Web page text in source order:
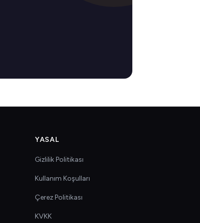
YASAL
Gizlilik Politikası
Kullanım Koşulları
Çerez Politikası
KVKK